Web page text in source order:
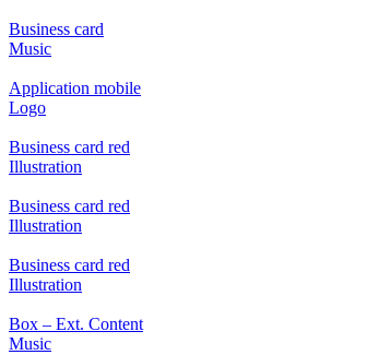
Business card
Music
Application mobile
Logo
Business card red
Illustration
Business card red
Illustration
Business card red
Illustration
Box – Ext. Content
Music